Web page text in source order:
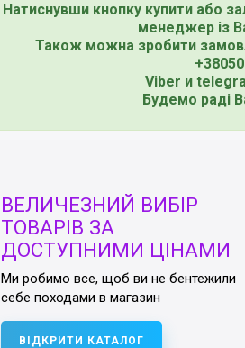
Натиснувши кнопку купити або
менеджер із
Також можна зробити
Viber и
Будемо раді
ВЕЛИЧЕЗНИЙ ВИБІР
ТОВАРІВ ЗА
ДОСТУПНИМИ ЦІНАМИ
Ми робимо все, щоб ви не бентежили
себе походами в магазин
ВІДКРИТИ КАТАЛОГ